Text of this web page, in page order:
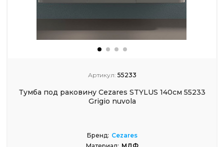
Артикул: 55233
Тумба под раковину Cezares STYLUS 140см 55233
Grigio nuvola
Бренд: Cezares